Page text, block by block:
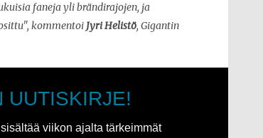
faneja yli brändirajojen, ja
kommentoi Jyri Helistö, Gigantin
UUTISKIRJE!
viikon ajalta tärkeimmät